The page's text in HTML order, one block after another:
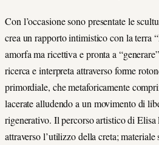
Con l’occasione sono presentate le
crea un rapporto intimistico con la terra
amorfa ma ricettiva e pronta a
ricerca e interpreta attraverso forme
primordiale, che metaforicamente
lacerate alludendo a un movimento di
rigenerativo. Il percorso artistico di Elisa
attraverso l’utilizzo della creta;